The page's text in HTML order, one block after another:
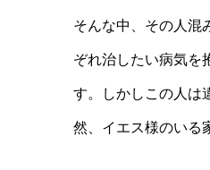
そんな中、その人混
ぞれ治したい病気を
す。しかしこの人は
然、イエス様のいる